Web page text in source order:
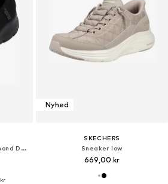
Sneaker low 'Summits - Diamond Dream'
Nyhed
SKECHERS
Sneaker low
669,00 kr